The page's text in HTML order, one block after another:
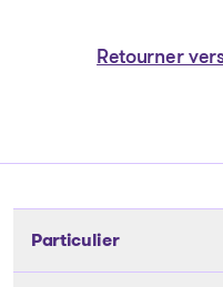
Retourner
Particulier